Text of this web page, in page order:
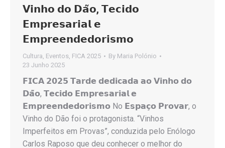
𝗩𝗶𝗻𝗵𝗼 𝗱𝗼 𝗗𝗮̃𝗼, 𝗧𝗲𝗰𝗶𝗱𝗼
𝗘𝗺𝗽𝗿𝗲𝘀𝗮𝗿𝗶𝗮𝗹 𝗲
𝗘𝗺𝗽𝗿𝗲𝗲𝗻𝗱𝗲𝗱𝗼𝗿𝗶𝘀𝗺𝗼
Cultura, Eventos, FICA 2025 By Maria Polónio
23 Junho 2025
𝗙𝗜𝗖𝗔 𝟮𝟬𝟮𝟱 𝗧𝗮𝗿𝗱𝗲 𝗱𝗲𝗱𝗶𝗰𝗮𝗱𝗮 𝗮𝗼 𝗩𝗶𝗻𝗵𝗼 𝗱𝗼
𝗗𝗮̃𝗼, 𝗧𝗲𝗰𝗶𝗱𝗼 𝗘𝗺𝗽𝗿𝗲𝘀𝗮𝗿𝗶𝗮𝗹 𝗲
𝗘𝗺𝗽𝗿𝗲𝗲𝗻𝗱𝗲𝗱𝗼𝗿𝗶𝘀𝗺𝗼 No 𝗘𝘀𝗽𝗮𝗰̧𝗼 𝗣𝗿𝗼𝘃𝗮𝗿, o
Vinho do Dão foi o protagonista. “Vinhos
Imperfeitos em Provas”, conduzida pelo Enólogo
Carlos Raposo que deu conhecer o melhor do